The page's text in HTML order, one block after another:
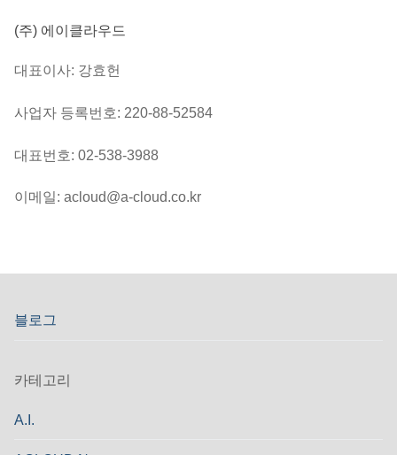
(주) 에이클라우드
대표이사: 강효헌
사업자 등록번호: 220-88-52584
대표번호: 02-538-3988
이메일: acloud@a-cloud.co.kr
블로그
카테고리
A.I.